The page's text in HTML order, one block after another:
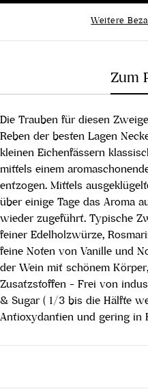
Weitere
Zum
Die Trauben für diesen
Reben der besten Lagen
kleinen Eichenfässern
mittels einem
entzogen. Mittels
über einige Tage das Aroma
wieder zugeführt. Typische
feiner Edelholzwürze,
feine Noten von Vanille und
der Wein mit schönem
Zusatzstoffen - Frei von
& Sugar ( 1/3 bis die Hälfte
Antioxydantien und gering in